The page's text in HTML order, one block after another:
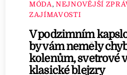
MÓDA,NEJNOVĚJŠÍ
ZAJÍMAVOSTI
V podzimním
by vám neměly
kolenům, svetrové
klasické blejzry